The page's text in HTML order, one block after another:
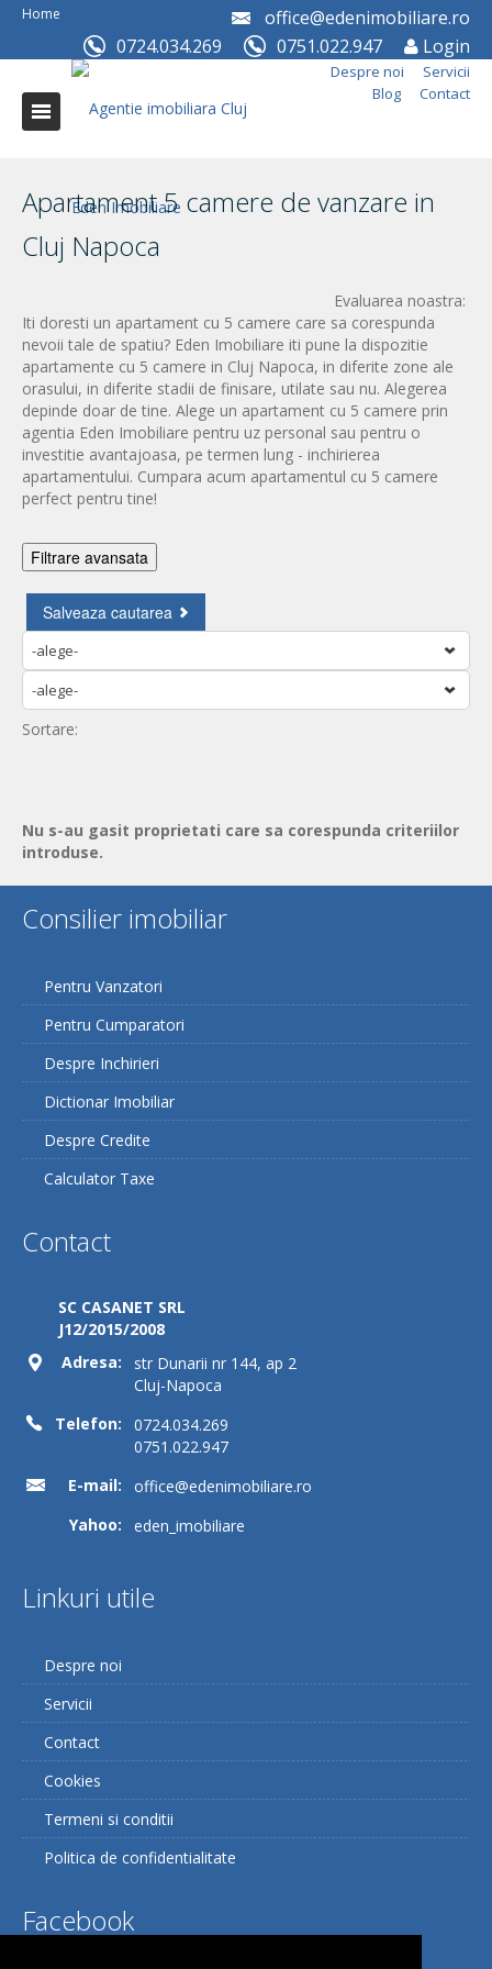
Home
office@edenimobiliare.ro
0724.034.269
0751.022.947 Login
Despre noi
Servicii
Blog
Contact
Apartament 5 camere de vanzare in
Cluj Napoca
Evaluarea noastra:
Iti doresti un apartament cu 5 camere care sa corespunda
nevoii tale de spatiu? Eden Imobiliare iti pune la dispozitie
apartamente cu 5 camere in Cluj Napoca, in diferite zone ale
orasului, in diferite stadii de finisare, utilate sau nu. Alegerea
depinde doar de tine. Alege un apartament cu 5 camere prin
agentia Eden Imobiliare pentru uz personal sau pentru o
investitie avantajoasa, pe termen lung - inchirierea
apartamentului. Cumpara acum apartamentul cu 5 camere
perfect pentru tine!
Filtrare avansata
Alege cartiere
Pret vanzare
Suprafata utila
-alege-
-alege-
Sortare:
Nu s-au gasit proprietati care sa corespunda criteriilor
introduse.
Consilier imobiliar
Pentru Vanzatori
Pentru Cumparatori
Despre Inchirieri
Dictionar Imobiliar
Despre Credite
Calculator Taxe
Contact
SC CASANET SRL
J12/2015/2008
Adresa:
str Dunarii nr 144, ap 2
Cluj-Napoca
Telefon:
0724.034.269
0751.022.947
E-mail:
office@edenimobiliare.ro
Yahoo:
eden_imobiliare
Linkuri utile
Despre noi
Servicii
Contact
Cookies
Termeni si conditii
Politica de confidentialitate
Facebook